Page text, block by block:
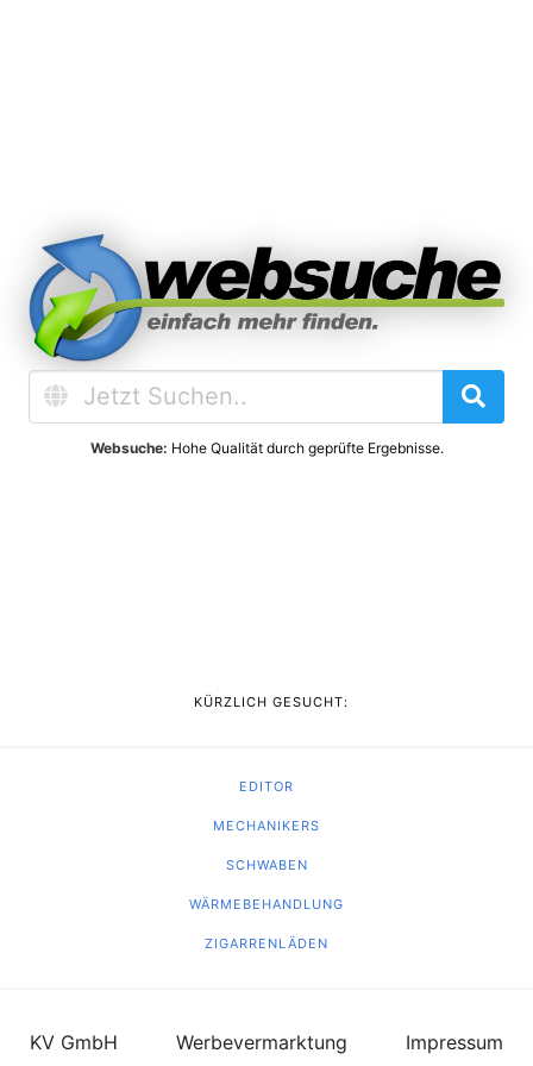
Websuche: Hohe Qualität durch geprüfte Ergebnisse.
KÜRZLICH GESUCHT:
EDITOR
MECHANIKERS
SCHWABEN
WÄRMEBEHANDLUNG
ZIGARRENLÄDEN
KV GmbH Werbevermarktung Impressum